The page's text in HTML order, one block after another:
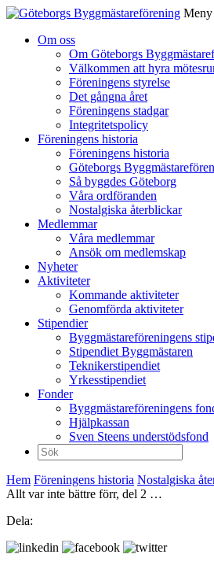
Meny
Om oss
Om Göteborgs
Välkommen att hyra
Föreningens styrelse
Det gångna året
Föreningens stadgar
Integritetspolicy
Föreningens historia
Föreningens historia
Göteborgs
Så byggdes Göteborg
Våra ordföranden
Nostalgiska återblickar
Medlemmar
Våra medlemmar
Ansök om medlemskap
Nyheter
Aktiviteter
Kommande aktiviteter
Genomförda aktiviteter
Stipendier
Byggmästareföreningens
Stipendiet Byggmästaren
Teknikerstipendiet
Yrkesstipendiet
Fonder
Byggmästareföreningens
Hjälpkassan
Sven Steens understödsfond
Sök
efter:
Hem Föreningens historia Nostalgiska
Allt var inte bättre förr, del 2 …
Dela: